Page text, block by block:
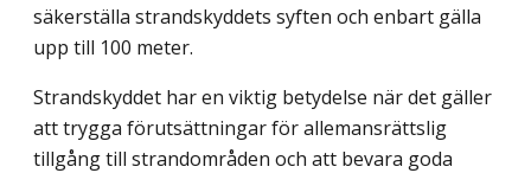
säkerställa strandskyddets syften och enbart gälla
upp till 100 meter.
Strandskyddet har en viktig betydelse när det gäller
att trygga förutsättningar för allemansrättslig
tillgång till strandområden och att bevara goda